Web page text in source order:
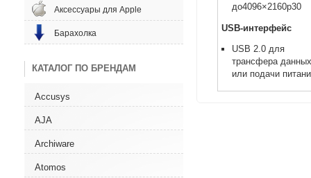
Аксессуары для Apple
Барахолка
КАТАЛОГ ПО БРЕНДАМ
Accusys
AJA
Archiware
Atomos
до4096×2160p30
USB-интерфейс
USB 2.0 для
трансфера данных
или подачи